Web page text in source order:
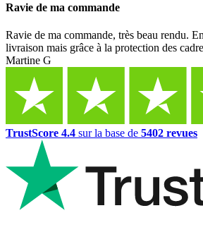
Ravie de ma commande
Ravie de ma commande, très beau rendu.
livraison mais grâce à la protection des
Martine G
TrustScore 4.4 sur la base de 5402 revues